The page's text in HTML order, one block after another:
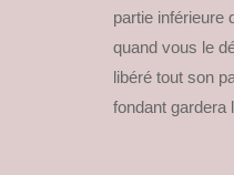
partie inférieure
quand vous le
libéré tout son
fondant gardera